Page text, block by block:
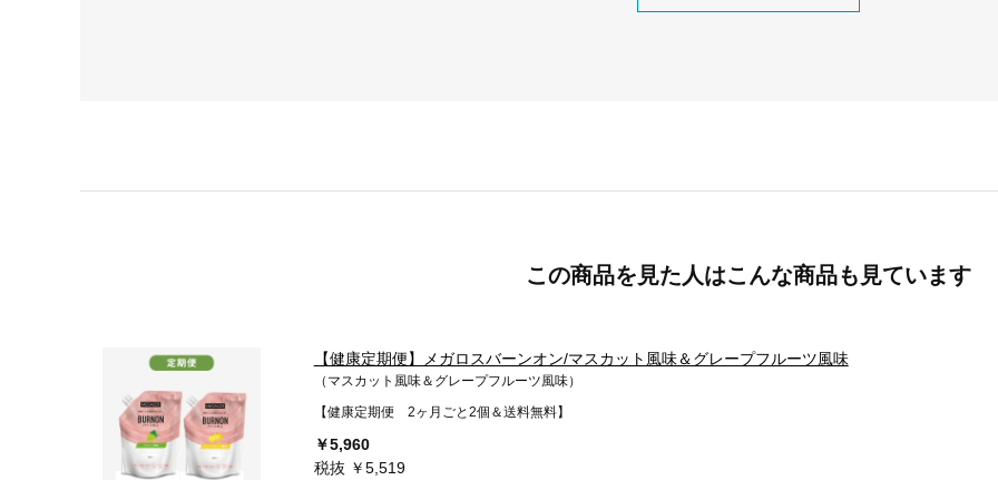
この商品を見た人はこんな商品も見ています
【健康定期便】メガロスバーンオン/マスカット風味＆グレープフルーツ風味
（マスカット風味＆グレープフルーツ風味）
【健康定期便 2ヶ月ごと2個＆送料無料】
￥5,960
税抜 ￥5,519